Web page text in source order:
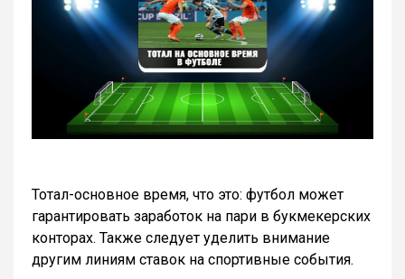
Тотал-основное время, что это: футбол может
гарантировать заработок на пари в букмекерских
конторах. Также следует уделить внимание
другим линиям ставок на спортивные события.